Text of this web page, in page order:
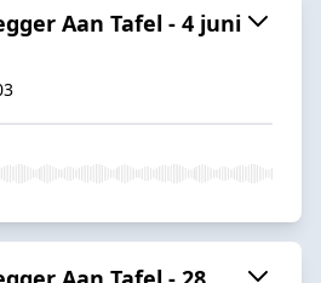
Aan Tafel - 4 juni